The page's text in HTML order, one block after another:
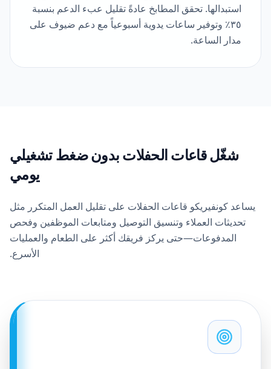
استبدالها. تحقق المطابخ عادةً تقليل عبء الدعم بنسبة
٣٥٪ وتوفير ساعات يدوية أسبوعياً مع دعم ضيوف على
مدار الساعة.
شغّل قاعات الحفلات بدون ضغط تشغيلي
يومي
يساعد كونفيريكو قاعات الحفلات على تقليل العمل المتكرر مثل
تحديثات العملاء وتنسيق التوصيل ومتابعات الموظفين وفحص
المدفوعات—حتى يركز فريقك أكثر على الطعام والعمليات
الأسرع.